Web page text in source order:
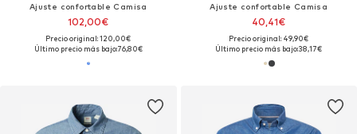
Ajuste confortable Camisa
102,00€
Precio original: 120,00€
Último precio más bajo:76,80€
Ajuste confortable Camisa
40,41€
Precio original: 49,90€
Último precio más bajo:38,17€